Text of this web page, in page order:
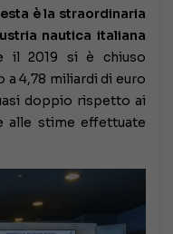
è la straordinaria
nautica italiana
il 2019 si è chiuso
4,78 miliardi di euro
doppio rispetto ai
alle stime effettuate